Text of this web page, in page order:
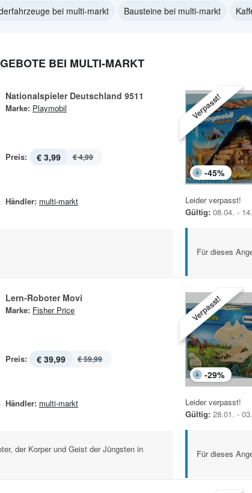
bei multi-markt Bausteine bei multi-markt
BEI MULTI-MARKT
Nationalspieler Deutschland 9511
Marke: Playmobil
Preis: € 3,99 € 4,99
Händler: multi-markt
Verpasst!
-45%
Leider verpasst!
Gültig: 08.04. -
Für dieses
Lern-Roboter Movi
Marke: Fisher Price
Preis: € 39,99 € 59,99
Händler: multi-markt
der Korper und Geist der Jüngsten in
Verpasst!
-29%
Leider verpasst!
Gültig: 28.01. -
Für dieses